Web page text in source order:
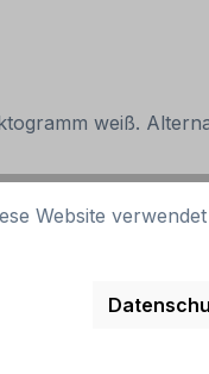
weiß.
– wird
Website